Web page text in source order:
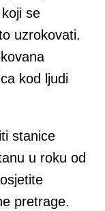
se
uzrokovati.
kod ljudi
stanice
u roku od
pretrage.